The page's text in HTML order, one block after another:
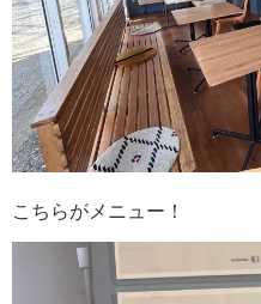
こちらがメニュー！